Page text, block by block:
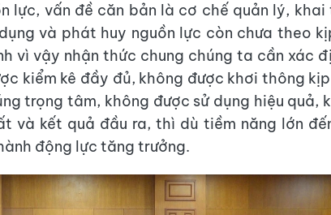
lực, vấn đề căn bản là cơ chế quản lý, khai
và phát huy nguồn lực còn chưa theo
vì vậy nhận thức chung chúng ta cần xác
kiểm kê đầy đủ, không được khơi thông
trọng tâm, không được sử dụng hiệu quả,
và kết quả đầu ra, thì dù tiềm năng lớn
động lực tăng trưởng.